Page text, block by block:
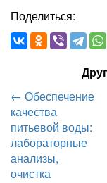
Поделиться:
← Обеспечение
качества
питьевой воды:
лабораторные
анализы,
очистка